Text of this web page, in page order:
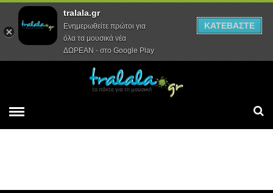
Αρχική Συνεντεύξεις Ρεπορτάζ
tralala.gr
Ενημερωθείτε πρώτοι για
όλα τα μουσικά νέα
ΔΩΡΕΑΝ - στο Google Play
ΚΑΤΕΒΑΣΤΕ